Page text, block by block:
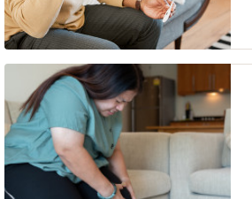
Voir
Douleur
persistante
(chronique)